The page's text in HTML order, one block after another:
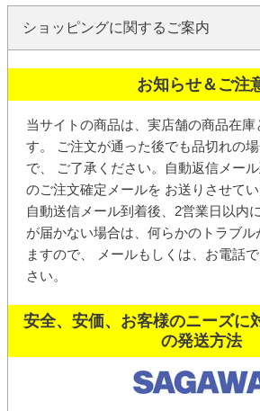
ショッピングに関するご案内
お知らせ＆ご注
当サイトの商品は、実店舗の商品在庫
す。 ご注文が通った後でも品切れの
で、 ご了承ください。
自動返信メール
のご注文確定メールを お送りさせて
自動送信メール到着後、2営業日以内
が届かない場合は、何らかのトラブ
ますので、 メールもしくは、お電話
さい。
安全、安価、お客様のニーズに
の発送方法